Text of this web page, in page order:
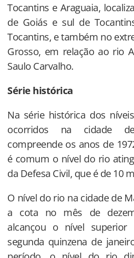
Tocantins e Araguaia,
de Goiás e sul de
Tocantins, e também no
Grosso, em relação ao rio
Saulo Carvalho.
Série histórica
Na série histórica dos
ocorridos na cidade
compreende os anos de
é comum o nível do rio
da Defesa Civil, que é de 10
O nível do rio na cidade de
a cota no mês de
alcançou o nível
segunda quinzena de